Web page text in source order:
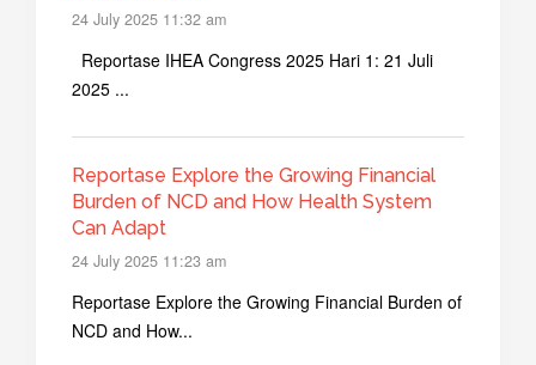
24 July 2025 11:32 am
Reportase IHEA Congress 2025 Hari 1: 21 Juli
2025 ...
Reportase Explore the Growing Financial
Burden of NCD and How Health System
Can Adapt
24 July 2025 11:23 am
Reportase Explore the Growing Financial Burden of
NCD and How...